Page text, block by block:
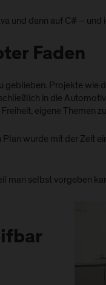
und dann auf C# – und
Faden
Projekte wie
in die
eigene Themen
wurde mit der Zeit
man selbst vorgeben